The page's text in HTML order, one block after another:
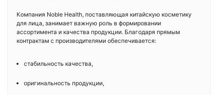
Компания Noble Health, поставляющая китайскую косметику
для лица, занимает важную роль в формировании
ассортимента и качества продукции. Благодаря прямым
контрактам с производителями обеспечивается:
стабильность качества,
оригинальность продукции,